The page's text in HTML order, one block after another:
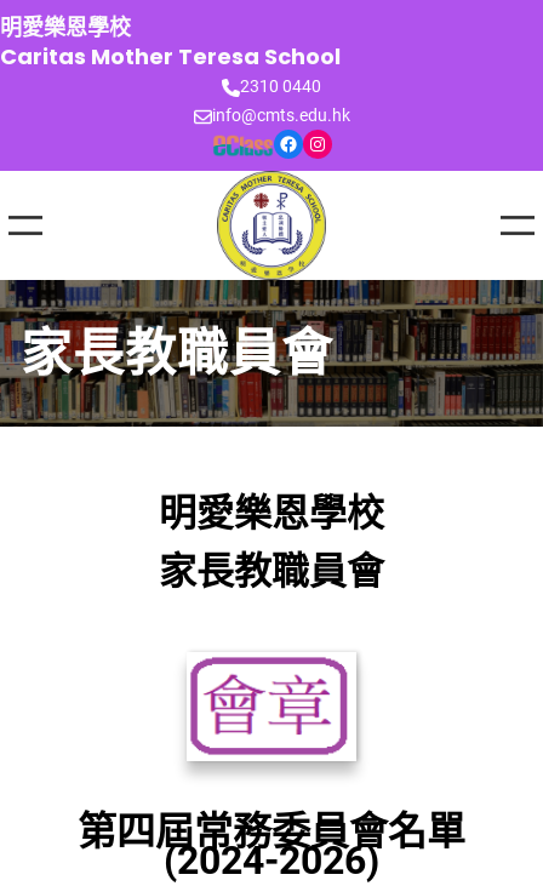
跳
至
主
明愛樂恩學校
Caritas Mother Teresa School
2310 0440
info@cmts.edu.hk
Facebook Instagram
家長教職員會
明愛樂恩學校
家長教職員會
第四屆常務委員會名單
(2024-2026)